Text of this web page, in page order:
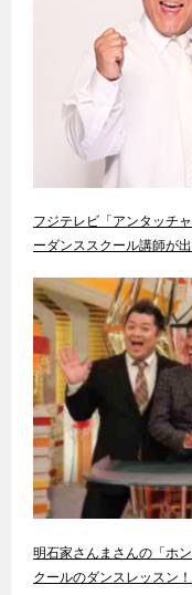
フジテレビ「アンタッチ
ーダンススクール講師が
明石家さんまさんの「ホ
クールのダンスレッスン！